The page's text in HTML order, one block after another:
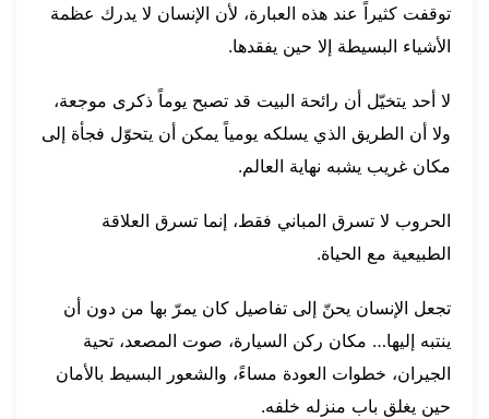
توقفت كثيراً عند هذه العبارة، لأن الإنسان لا يدرك عظمة
الأشياء البسيطة إلا حين يفقدها.
لا أحد يتخيّل أن رائحة البيت قد تصبح يوماً ذكرى موجعة،
ولا أن الطريق الذي يسلكه يومياً يمكن أن يتحوّل فجأة إلى
مكان غريب يشبه نهاية العالم.
الحروب لا تسرق المباني فقط، إنما تسرق العلاقة
الطبيعية مع الحياة.
تجعل الإنسان يحنّ إلى تفاصيل كان يمرّ بها من دون أن
ينتبه إليها… مكان ركن السيارة، صوت المصعد، تحية
الجيران، خطوات العودة مساءً، والشعور البسيط بالأمان
حين يغلق باب منزله خلفه.